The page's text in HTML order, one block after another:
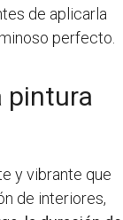
de aplicarla
perfecto.
pintura
y vibrante que
de interiores,